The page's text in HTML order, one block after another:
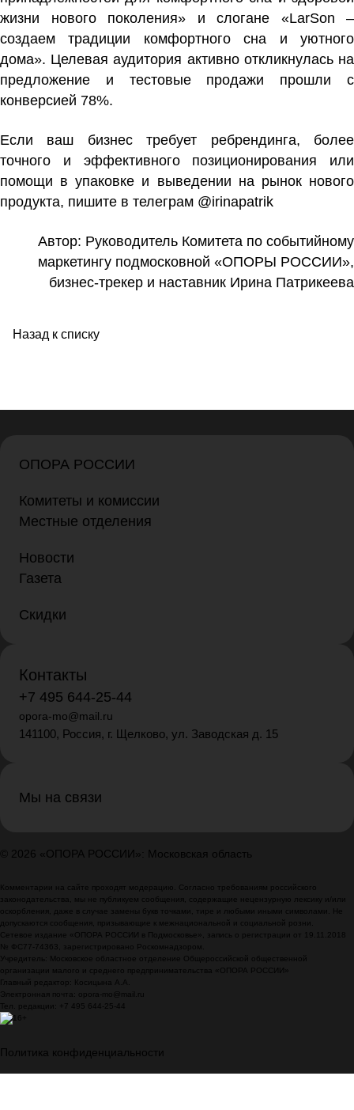
жизни нового поколения» и слогане «LarSon –
создаем традиции комфортного сна и уютного
дома». Целевая аудитория активно откликнулась на
предложение и тестовые продажи прошли с
конверсией 78%.
Если ваш бизнес требует ребрендинга, более
точного и эффективного позиционирования или
помощи в упаковке и выведении на рынок нового
продукта, пишите в телеграм @irinapatrik
Автор: Руководитель Комитета по событийному
маркетингу подмосковной «ОПОРЫ РОССИИ»,
бизнес-трекер и наставник Ирина Патрикеева
Назад к списку
ОПОРА РОССИИ
Комитеты и комиссии
Местные отделения
Новости
Газета
Скидки
Контакты
+7 495 644-25-44
opora-mo@mail.ru
141100, Россия, г. Щелково, ул. Заводская д. 15
Мы на связи
© 2026 «ОПОРА РОССИИ»: Московская область
Комментарии на сайте проходят модерацию. Согласно требованиям российского
законодательства, мы не публикуем сообщения, содержащие нецензурную лексику и/или
оскорбления, даже в случае замены букв точками, тире и любыми иными символами. Не
допускаются сообщения, призывающие к межнациональной и социальной розни.
Сетевое издание «ОПОРА РОССИИ в Подмосковье», запись о регистрации от 19.11.2018
№ ФС77-74363, зарегистрировано Роскомнадзором.
Учредитель: Московское областное отделение Общероссийской общественной
организации малого и среднего предпринимательства «ОПОРА РОССИИ»
Главный редактор: Косицына А.А.
Электронная почта: opora-mo@mail.ru
Тел. редакции: +7 495 644-25-44
Политика конфиденциальности